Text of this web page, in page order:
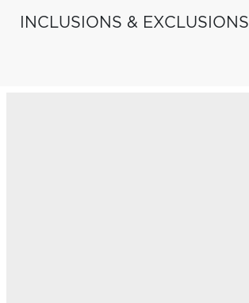
INCLUSIONS & EXCLUSIONS